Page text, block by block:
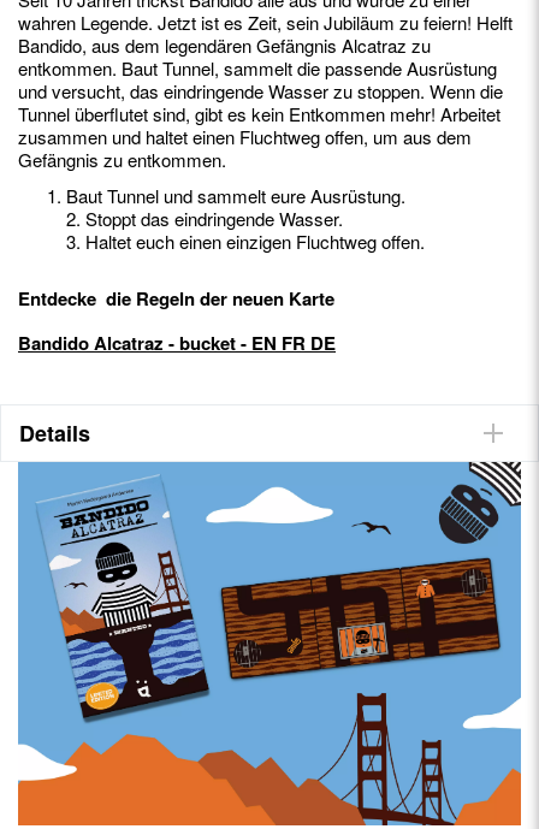
wahren Legende. Jetzt ist es Zeit, sein Jubiläum zu feiern! Helft
Bandido, aus dem legendären Gefängnis Alcatraz zu
entkommen. Baut Tunnel, sammelt die passende Ausrüstung
und versucht, das eindringende Wasser zu stoppen. Wenn die
Tunnel überflutet sind, gibt es kein Entkommen mehr! Arbeitet
zusammen und haltet einen Fluchtweg offen, um aus dem
Gefängnis zu entkommen.
Baut Tunnel und sammelt eure Ausrüstung.
2. Stoppt das eindringende Wasser.
3. Haltet euch einen einzigen Fluchtweg offen.
Entdecke die Regeln der neuen Karte
Bandido Alcatraz - bucket - EN FR DE
Details